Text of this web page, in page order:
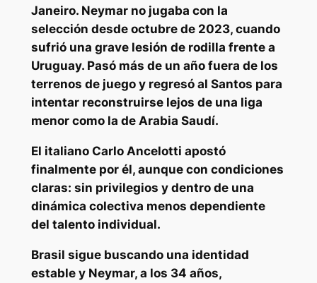
Janeiro. Neymar no jugaba con la
selección desde octubre de 2023, cuando
sufrió una grave lesión de rodilla frente a
Uruguay. Pasó más de un año fuera de los
terrenos de juego y regresó al Santos para
intentar reconstruirse lejos de una liga
menor como la de Arabia Saudí.
El italiano Carlo Ancelotti apostó
finalmente por él, aunque con condiciones
claras: sin privilegios y dentro de una
dinámica colectiva menos dependiente
del talento individual.
Brasil sigue buscando una identidad
estable y Neymar, a los 34 años,